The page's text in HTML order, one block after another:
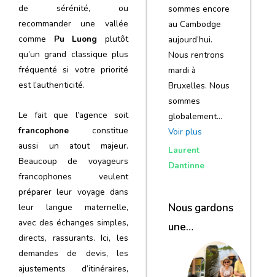
de sérénité, ou
recommander une vallée
comme Pu Luong plutôt
qu’un grand classique plus
fréquenté si votre priorité
est l’authenticité.
Le fait que l’agence soit
francophone constitue
aussi un atout majeur.
Beaucoup de voyageurs
francophones veulent
préparer leur voyage dans
leur langue maternelle,
avec des échanges simples,
directs, rassurants. Ici, les
demandes de devis, les
ajustements d’itinéraires,
sommes encore
au Cambodge
aujourd’hui.
Nous rentrons
mardi à
Bruxelles. Nous
sommes
globalement…
Voir plus
Laurent
Dantinne
Nous gardons
une
excellente
impression de